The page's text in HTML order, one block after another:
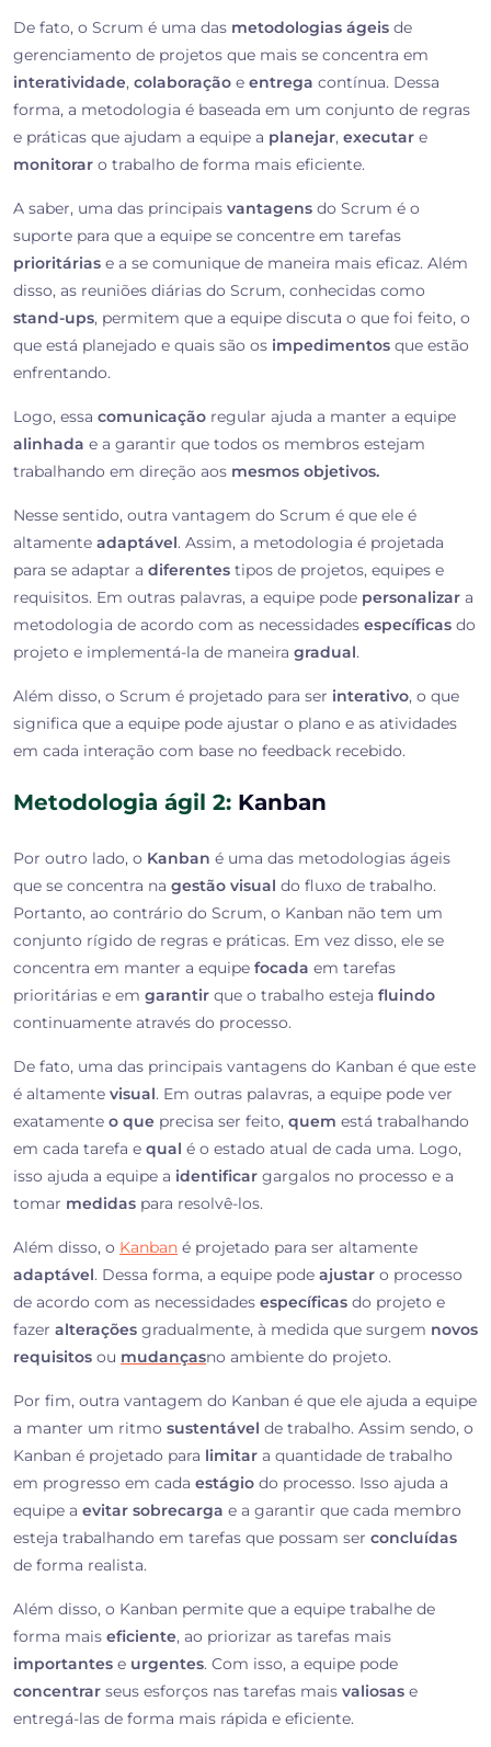
De fato, o Scrum é uma das metodologias ágeis de
gerenciamento de projetos que mais se concentra em
interatividade, colaboração e entrega contínua. Dessa
forma, a metodologia é baseada em um conjunto de regras
e práticas que ajudam a equipe a planejar, executar e
monitorar o trabalho de forma mais eficiente.
A saber, uma das principais vantagens do Scrum é o
suporte para que a equipe se concentre em tarefas
prioritárias e a se comunique de maneira mais eficaz. Além
disso, as reuniões diárias do Scrum, conhecidas como
stand-ups, permitem que a equipe discuta o que foi feito, o
que está planejado e quais são os impedimentos que estão
enfrentando.
Logo, essa comunicação regular ajuda a manter a equipe
alinhada e a garantir que todos os membros estejam
trabalhando em direção aos mesmos objetivos.
Nesse sentido, outra vantagem do Scrum é que ele é
altamente adaptável. Assim, a metodologia é projetada
para se adaptar a diferentes tipos de projetos, equipes e
requisitos. Em outras palavras, a equipe pode personalizar a
metodologia de acordo com as necessidades específicas do
projeto e implementá-la de maneira gradual.
Além disso, o Scrum é projetado para ser interativo, o que
significa que a equipe pode ajustar o plano e as atividades
em cada interação com base no feedback recebido.
Metodologia ágil 2: Kanban
Por outro lado, o Kanban é uma das metodologias ágeis
que se concentra na gestão visual do fluxo de trabalho.
Portanto, ao contrário do Scrum, o Kanban não tem um
conjunto rígido de regras e práticas. Em vez disso, ele se
concentra em manter a equipe focada em tarefas
prioritárias e em garantir que o trabalho esteja fluindo
continuamente através do processo.
De fato, uma das principais vantagens do Kanban é que este
é altamente visual. Em outras palavras, a equipe pode ver
exatamente o que precisa ser feito, quem está trabalhando
em cada tarefa e qual é o estado atual de cada uma. Logo,
isso ajuda a equipe a identificar gargalos no processo e a
tomar medidas para resolvê-los.
Além disso, o Kanban é projetado para ser altamente
adaptável. Dessa forma, a equipe pode ajustar o processo
de acordo com as necessidades específicas do projeto e
fazer alterações gradualmente, à medida que surgem novos
requisitos ou mudançasno ambiente do projeto.
Por fim, outra vantagem do Kanban é que ele ajuda a equipe
a manter um ritmo sustentável de trabalho. Assim sendo, o
Kanban é projetado para limitar a quantidade de trabalho
em progresso em cada estágio do processo. Isso ajuda a
equipe a evitar sobrecarga e a garantir que cada membro
esteja trabalhando em tarefas que possam ser concluídas
de forma realista.
Além disso, o Kanban permite que a equipe trabalhe de
forma mais eficiente, ao priorizar as tarefas mais
importantes e urgentes. Com isso, a equipe pode
concentrar seus esforços nas tarefas mais valiosas e
entregá-las de forma mais rápida e eficiente.